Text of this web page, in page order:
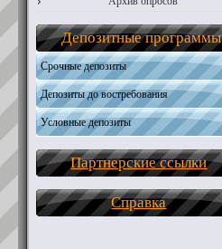
Депозитные программы
Срочные депозиты
Депозиты до востребования
Условные депозиты
Партнерские ссылки
Справка